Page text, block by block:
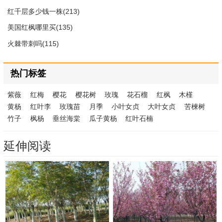
红千层多少钱一株(213)
美国红枫哪里买(135)
火棘带刺吗(115)
热门标签
紫薇 红梅 樱花 樱花树 玫瑰 花石榴 红枫
木槿
黄杨
红叶李 玫瑰苗 月季 小叶女贞 大叶女贞
苦楝树
竹子
枫杨 垂丝海棠 瓜子黄杨 红叶石楠
延伸阅读